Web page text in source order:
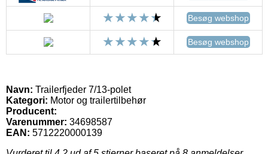
Besøg webshop
Besøg webshop
Navn: Trailerfjeder 7/13-polet
Kategori: Motor og trailertilbehør
Producent:
Varenummer: 34698587
EAN: 5712220000139